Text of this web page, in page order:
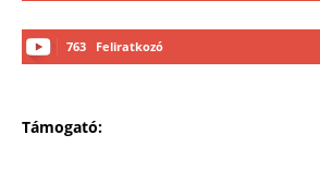
763 Feliratkozó
Támogató: